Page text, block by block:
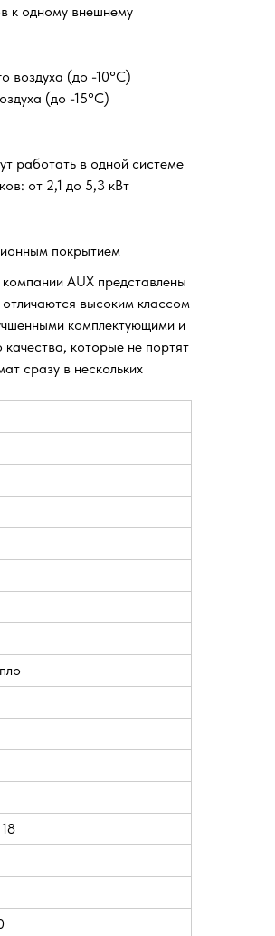
к одному внешнему
воздуха (до -10°C)
(до -15°C)
работать в одной системе
от 2,1 до 5,3 кВт
покрытием
AUX представлены
высоким классом
комплектующими и
которые не портят
сразу в нескольких